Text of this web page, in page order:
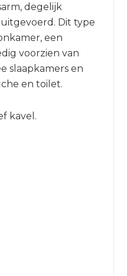
degelijk
Dit type
een
voorzien van
slaapkamers en
en toilet.
kavel.